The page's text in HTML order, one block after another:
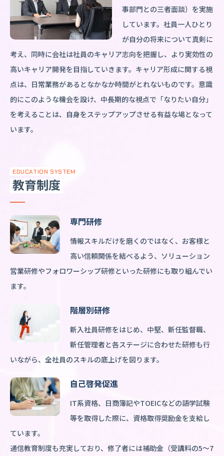
事部門との三者面談）を実施
しています。社員一人ひとり
が自分の将来について真剣に
考え、同時に会社は社員のキャリア志向を把握し、より実効性の
高いキャリア開発を目指していきます。キャリア形成に関する視
点は、日常業務があるとなかなか時間がとれないものです。意識
的にこのような機会を設け、中長期的な視点で「なりたい自分」
を考えることは、自身をステップアップさせる有益な場となって
います。
EDUCATION SYSTEM
教育制度
専門研修
情報スキルだけを磨くのではなく、お客様と
高い信頼関係を結べるよう、ソリューション
営業研修やフォロワーシップ研修といった研修にも取り組んでい
ます。
階層別研修
新入社員研修をはじめ、中堅、新任監督職、
新任管理者と各ステージに合わせた研修も行
いながら、全社員のスキルの底上げを図ります。
自己啓発促進
IT系資格、日商簿記やTOEICなどの語学試験
等を取得した際に、資格取得奨励金を支給し
ています。
通信教育制度も充実しており、修了者には補助金（受講料の5～7